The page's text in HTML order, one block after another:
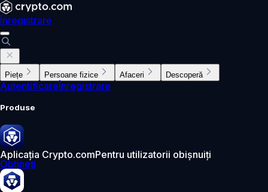
Înregistrare
Piețe Persoane fizice Afaceri Descoperă
AutentificareÎnregistrare
Produse
Aplicația Crypto.comPentru utilizatorii obișnuiți
Obțineți